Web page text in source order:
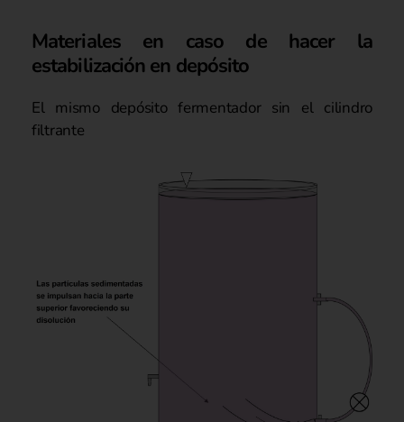
Materiales en caso de hacer la
estabilización en depósito
El mismo depósito fermentador sin el cilindro
filtrante